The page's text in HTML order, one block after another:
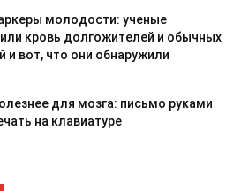
молодости: ученые
кровь долгожителей и обычных
и вот, что они обнаружили
для мозга: письмо руками
на клавиатуре